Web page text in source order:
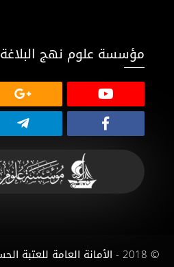
مؤسسة علوم نهج البلاغة
© 2018 - الأمانة العامة للعتبة الحسينية المقدسة